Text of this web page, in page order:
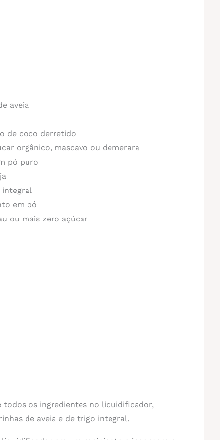
aveia
de coco derretido
orgânico, mascavo ou demerara
pó puro
integral
em pó
ou mais zero açúcar
todos os ingredientes no liquidificador,
de aveia e de trigo integral.